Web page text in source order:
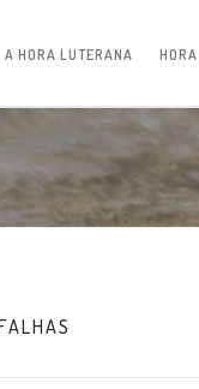
A HORA LUTERANA